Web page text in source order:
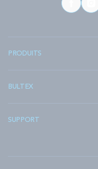
PRODUITS
BULTEX
SUPPORT